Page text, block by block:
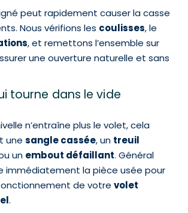
peut rapidement causer la casse
Nous vérifions les coulisses, le
, et remettons l’ensemble sur
une ouverture naturelle et sans
tourne dans le vide
n’entraîne plus le volet, cela
unesangle cassée, un treuil
un embout défaillant.Général
immédiatement la pièce usée pour
de votrevolet
.